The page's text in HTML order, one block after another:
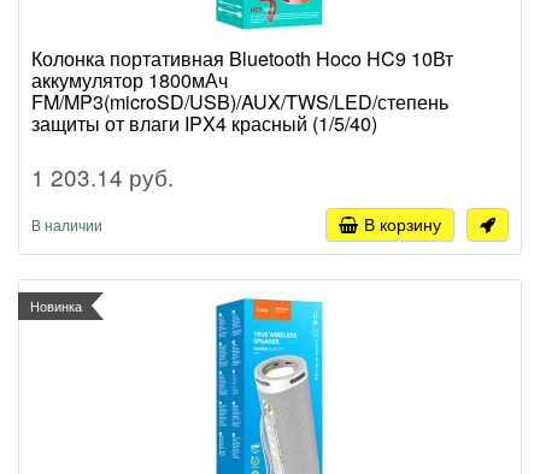
Колонка портативная Bluetooth Hoco HC9 10Вт
аккумулятор 1800мАч
FM/MP3(microSD/USB)/AUX/TWS/LED/степень
защиты от влаги IPX4 красный (1/5/40)
1 203.14 руб.
В наличии В корзину
Новинка